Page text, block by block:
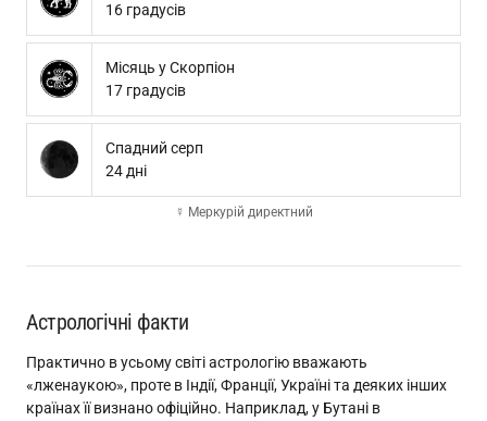
16 градусів
Місяць у Скорпіон
17 градусів
Спадний серп
24 дні
☿ Меркурій директний
Астрологічні факти
Практично в усьому світі астрологію вважають
«лженаукою», проте в Індії, Франції, Україні та деяких інших
країнах її визнано офіційно. Наприклад, у Бутані в